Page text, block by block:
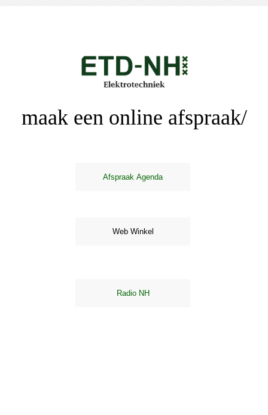
maak een online afspraak/